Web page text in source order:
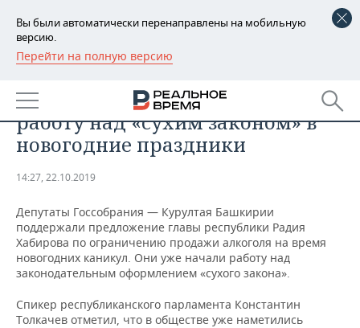
Вы были автоматически перенаправлены на мобильную
версию.
Перейти на полную версию
РЕГИОНЫ
БАШКОРТОСТАН
ТАТАРСТАН
НОВОСТИ
АНАЛИТИКА
ДЕКЛАРАЦИИ О ДОХОДАХ
КОРОЛИ ГОСЗАКАЗА ПФО
ВУЗЫ ТАТАРСТАНА
КОМУ ПРИНАДЛЕЖАТ
НОВОСТИ ЭКОНОМИКИ
ФИНАНСЫ
БАНКИ
БЮДЖЕТ
ПРОМЫШЛЕННОСТЬ
НОВОСТИ
ПРОМЫШЛЕННОСТИ
НЕДВИЖИМОСТЬ
НОВОСТИ НЕДВИЖИМОСТИ
АВТО
НОВОСТИ АВТО
БИЗНЕС
Курултай Башкирии уже начал
работу над «сухим законом» в
новогодние праздники
14:27, 22.10.2019
Депутаты Госсобрания — Курултая Башкирии
поддержали предложение главы республики Радия
Хабирова по ограничению продажи алкоголя на время
новогодних каникул. Они уже начали работу над
законодательным оформлением «сухого закона».
Спикер республиканского парламента Константин
Толкачев отметил, что в обществе уже наметились